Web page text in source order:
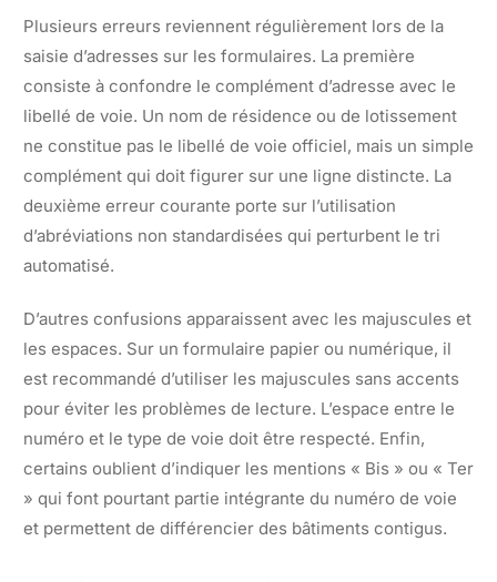
Plusieurs erreurs reviennent régulièrement lors de la
saisie d’adresses sur les formulaires. La première
consiste à confondre le complément d’adresse avec le
libellé de voie. Un nom de résidence ou de lotissement
ne constitue pas le libellé de voie officiel, mais un simple
complément qui doit figurer sur une ligne distincte. La
deuxième erreur courante porte sur l’utilisation
d’abréviations non standardisées qui perturbent le tri
automatisé.
D’autres confusions apparaissent avec les majuscules et
les espaces. Sur un formulaire papier ou numérique, il
est recommandé d’utiliser les majuscules sans accents
pour éviter les problèmes de lecture. L’espace entre le
numéro et le type de voie doit être respecté. Enfin,
certains oublient d’indiquer les mentions « Bis » ou « Ter
» qui font pourtant partie intégrante du numéro de voie
et permettent de différencier des bâtiments contigus.